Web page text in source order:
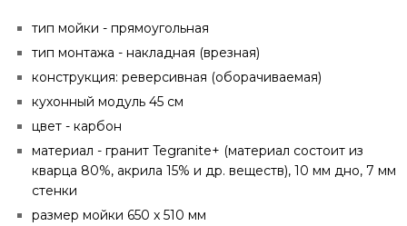
тип мойки - прямоугольная
тип монтажа - накладная (врезная)
конструкция: реверсивная (оборачиваемая)
кухонный модуль 45 см
цвет - карбон
материал - гранит Tegranite+ (материал состоит из
кварца 80%, акрила 15% и др. веществ), 10 мм дно, 7 мм
стенки
размер мойки 650 x 510 мм